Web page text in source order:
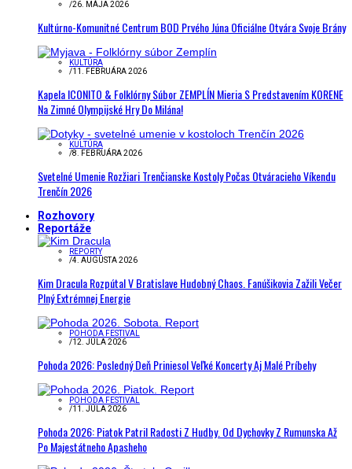
/26. MÁJA 2026
Kultúrno-Komunitné Centrum BOD Prvého Júna Oficiálne Otvára Svoje Brány
KULTÚRA
/11. FEBRUÁRA 2026
Kapela ICONITO & Folklórny Súbor ZEMPLÍN Mieria S Predstavením KORENE
Na Zimné Olympijské Hry Do Milána!
KULTÚRA
/8. FEBRUÁRA 2026
Svetelné Umenie Rozžiari Trenčianske Kostoly Počas Otváracieho Víkendu
Trenčín 2026
Rozhovory
Reportáže
REPORTY
/4. AUGUSTA 2026
Kim Dracula Rozpútal V Bratislave Hudobný Chaos. Fanúšikovia Zažili Večer
Plný Extrémnej Energie
POHODA FESTIVAL
/12. JÚLA 2026
Pohoda 2026: Posledný Deň Priniesol Veľké Koncerty Aj Malé Príbehy
POHODA FESTIVAL
/11. JÚLA 2026
Pohoda 2026: Piatok Patril Radosti Z Hudby. Od Dychovky Z Rumunska Až
Po Majestátneho Apasheho